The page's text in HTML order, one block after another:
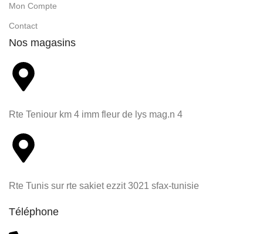
Mon Compte
Contact
Nos magasins
Rte Teniour km 4 imm fleur de lys mag.n 4
Rte Tunis sur rte sakiet ezzit 3021 sfax-tunisie
Téléphone